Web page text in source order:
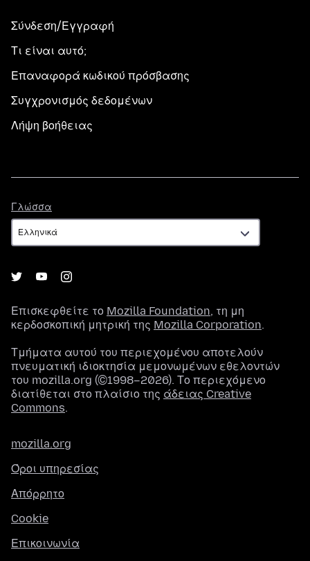
Σύνδεση/Εγγραφή
Τι είναι αυτό;
Επαναφορά κωδικού πρόσβασης
Συγχρονισμός δεδομένων
Λήψη βοήθειας
Γλώσσα
Επισκεφθείτε το Mozilla Foundation, τη μη
κερδοσκοπική μητρική της Mozilla Corporation.
Τμήματα αυτού του περιεχομένου αποτελούν
πνευματική ιδιοκτησία μεμονωμένων εθελοντών
του mozilla.org (©1998–2026). Το περιεχόμενο
διατίθεται στο πλαίσιο της άδειας Creative
Commons.
mozilla.org
Όροι υπηρεσίας
Απόρρητο
Cookie
Επικοινωνία